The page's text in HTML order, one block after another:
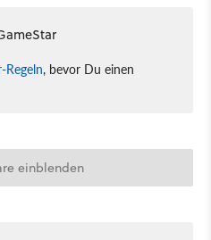
Regeln, bevor Du einen
einblenden